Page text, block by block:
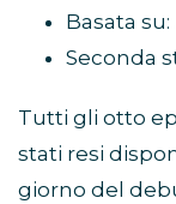
Basata su:
Seconda
Tutti gli otto
stati resi
giorno del